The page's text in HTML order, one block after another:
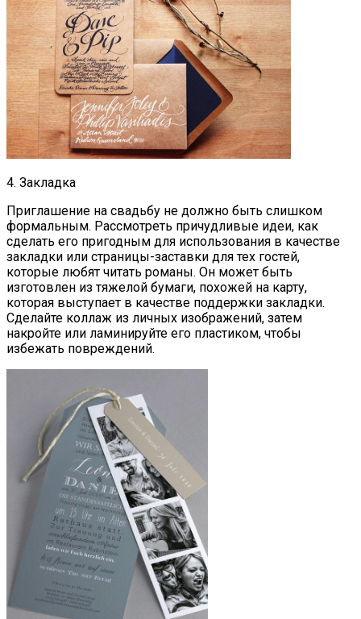
4. Закладка
Приглашение на свадьбу не должно быть слишком
формальным. Рассмотреть причудливые идеи, как
сделать его пригодным для использования в качестве
закладки или страницы-заставки для тех гостей,
которые любят читать романы. Он может быть
изготовлен из тяжелой бумаги, похожей на карту,
которая выступает в качестве поддержки закладки.
Сделайте коллаж из личных изображений, затем
накройте или ламинируйте его пластиком, чтобы
избежать повреждений.